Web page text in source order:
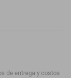
de entrega y costos